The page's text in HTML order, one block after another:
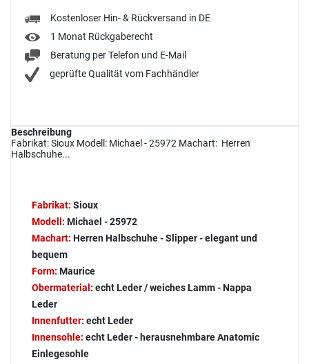
Kostenloser Hin- & Rückversand in DE
1 Monat Rückgaberecht
Beratung per Telefon und E-Mail
geprüfte Qualität vom Fachhändler
Beschreibung
Fabrikat: Sioux Modell: Michael - 25972 Machart: Herren
Halbschuhe...
Fabrikat: Sioux
Modell: Michael - 25972
Machart: Herren Halbschuhe - Slipper - elegant und
bequem
Form: Maurice
Obermaterial: echt Leder / weiches Lamm - Nappa
Leder
Innenfutter: echt Leder
Innensohle: echt Leder - herausnehmbare Anatomic
Einlegesohle